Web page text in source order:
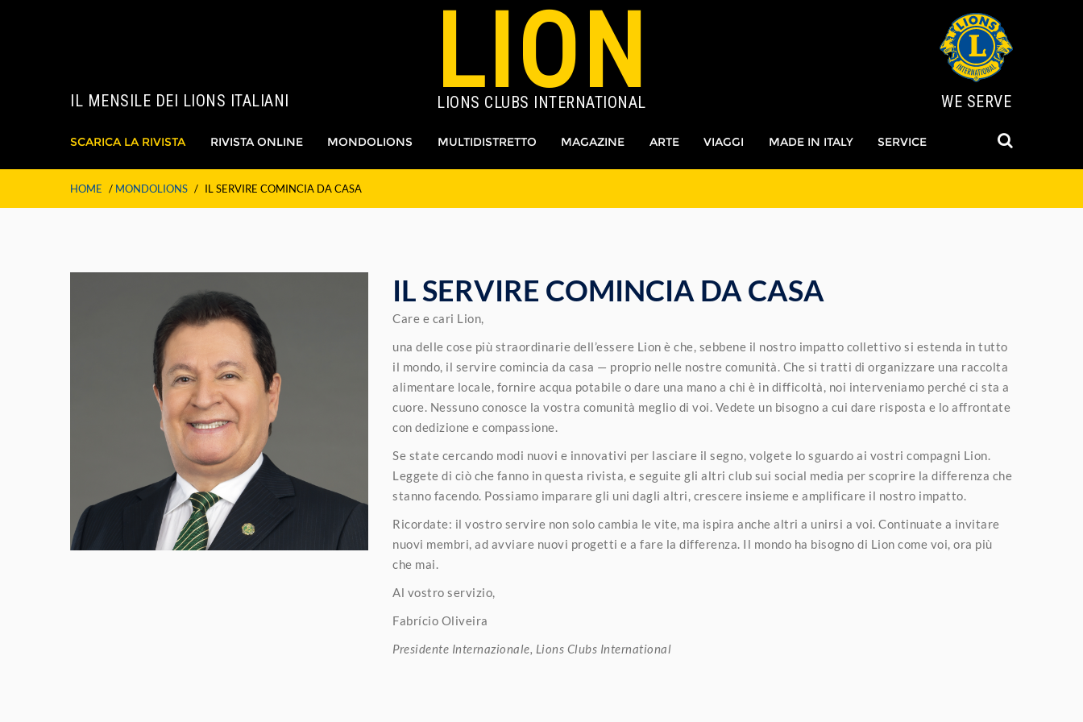
IL MENSILE DEI LIONS ITALIANI LION
LIONS CLUBS INTERNATIONAL WE SERVE
SCARICA LA RIVISTA RIVISTA ONLINE MONDOLIONS MULTIDISTRETTO MAGAZINE ARTE VIAGGI MADE IN ITALY SERVICE
HOME / MONDOLIONS / IL SERVIRE COMINCIA DA CASA
IL SERVIRE COMINCIA DA CASA
Care e cari Lion,
una delle cose più straordinarie dell’essere Lion è che, sebbene il nostro impatto collettivo si estenda in tutto
il mondo, il servire comincia da casa — proprio nelle nostre comunità. Che si tratti di organizzare una raccolta
alimentare locale, fornire acqua potabile o dare una mano a chi è in difficoltà, noi interveniamo perché ci sta a
cuore. Nessuno conosce la vostra comunità meglio di voi. Vedete un bisogno a cui dare risposta e lo affrontate
con dedizione e compassione.
Se state cercando modi nuovi e innovativi per lasciare il segno, volgete lo sguardo ai vostri compagni Lion.
Leggete di ciò che fanno in questa rivista, e seguite gli altri club sui social media per scoprire la differenza che
stanno facendo. Possiamo imparare gli uni dagli altri, crescere insieme e amplificare il nostro impatto.
Ricordate: il vostro servire non solo cambia le vite, ma ispira anche altri a unirsi a voi. Continuate a invitare
nuovi membri, ad avviare nuovi progetti e a fare la differenza. Il mondo ha bisogno di Lion come voi, ora più
che mai.
Al vostro servizio,
Fabrício Oliveira
Presidente Internazionale, Lions Clubs International